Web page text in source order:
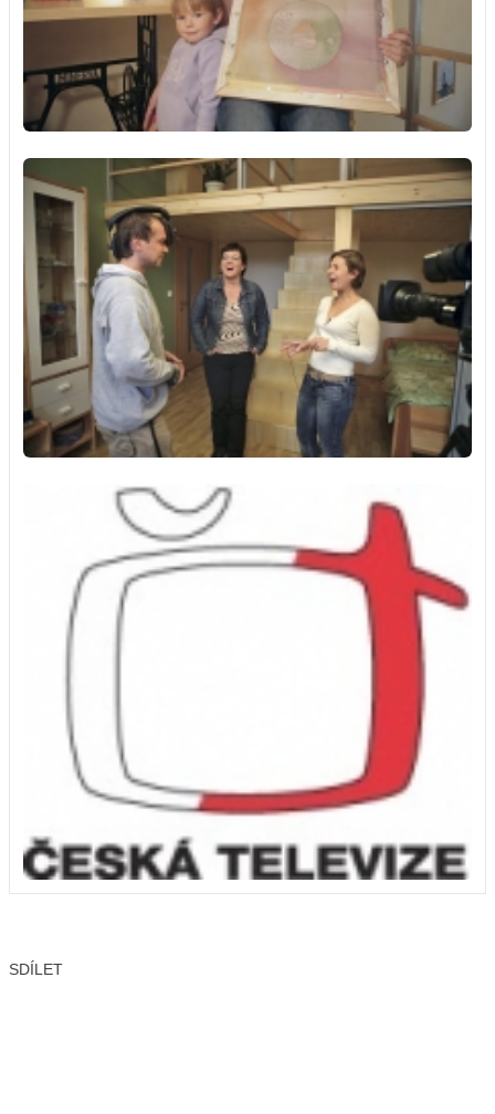
SDÍLET